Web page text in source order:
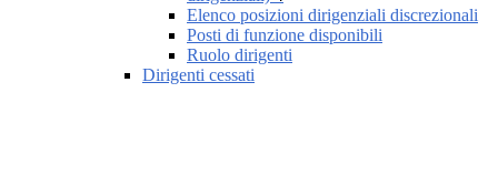
Elenco posizioni dirigenziali discrezionali
Posti di funzione disponibili
Ruolo dirigenti
Dirigenti cessati